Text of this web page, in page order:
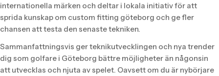
internationella märken och deltar i lokala initiativ för att
sprida kunskap om custom fitting göteborg och ge fler
chansen att testa den senaste tekniken.
Sammanfattningsvis ger teknikutvecklingen och nya trender
dig som golfare i Göteborg bättre möjligheter än någonsin
att utvecklas och njuta av spelet. Oavsett om du är nybörjare